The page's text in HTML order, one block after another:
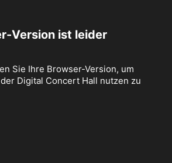
Version ist leider
Sie Ihre Browser-Version, um
Digital Concert Hall nutzen zu